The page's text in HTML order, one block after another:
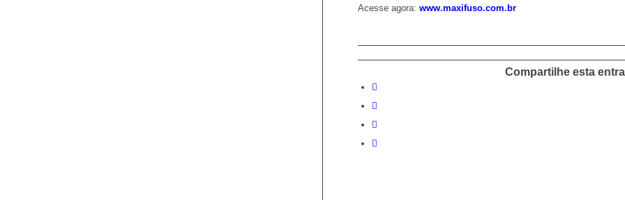
Acesse agora: www.maxifuso.com.br
Compartilhe esta